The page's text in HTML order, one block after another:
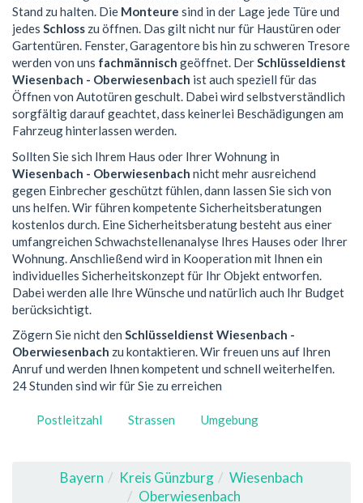
Stand zu halten. Die Monteure sind in der Lage jede Türe und
jedes Schloss zu öffnen. Das gilt nicht nur für Haustüren oder
Gartentüren. Fenster, Garagentore bis hin zu schweren Tresore
werden von uns fachmännisch geöffnet. DerSchlüsseldienst
Wiesenbach - Oberwiesenbach ist auch speziell für das
Öffnen von Autotüren geschult. Dabei wird selbstverständlich
sorgfältig darauf geachtet, dass keinerlei Beschädigungen am
Fahrzeug hinterlassen werden.
Sollten Sie sich Ihrem Haus oder Ihrer Wohnung in
Wiesenbach - Oberwiesenbach nicht mehr ausreichend
gegen Einbrecher geschützt fühlen, dann lassen Sie sich von
uns helfen. Wir führen kompetente Sicherheitsberatungen
kostenlos durch. Eine Sicherheitsberatung besteht aus einer
umfangreichen Schwachstellenanalyse Ihres Hauses oder Ihrer
Wohnung. Anschließend wird in Kooperation mit Ihnen ein
individuelles Sicherheitskonzept für Ihr Objekt entworfen.
Dabei werden alle Ihre Wünsche und natürlich auch Ihr Budget
berücksichtigt.
Zögern Sie nicht den Schlüsseldienst Wiesenbach -
Oberwiesenbach zu kontaktieren. Wir freuen uns auf Ihren
Anruf und werden Ihnen kompetent und schnell weiterhelfen.
24 Stunden sind wir für Sie zu erreichen
Postleitzahl Strassen Umgebung
Bayern Kreis Günzburg
Wiesenbach
Oberwiesenbach